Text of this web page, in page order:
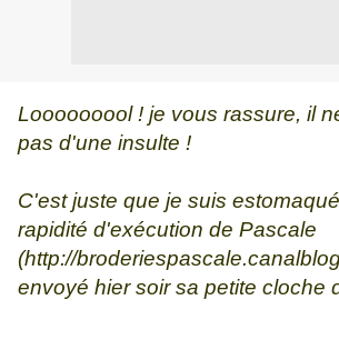
Looooooool ! je vous rassure, il
pas d'une insulte !
C'est juste que je suis
rapidité d'exécution de Pascale
(http://
envoyé hier soir sa petite cloche